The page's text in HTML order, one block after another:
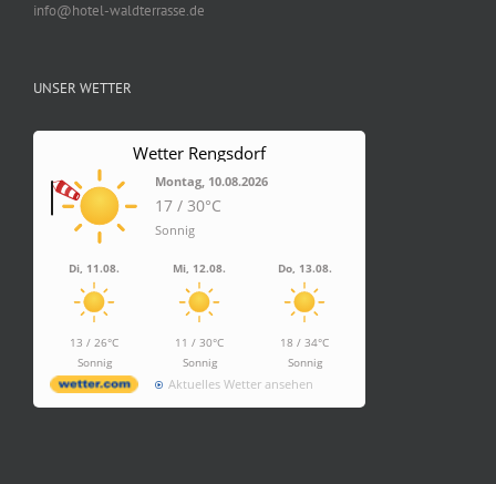
info@hotel-waldterrasse.de
UNSER WETTER
Wetter Rengsdorf
Montag, 10.08.2026
17 / 30°C
Sonnig
Di, 11.08.
13 / 26°C
Sonnig
Mi, 12.08.
11 / 30°C
Sonnig
Do, 13.08.
18 / 34°C
Sonnig
Aktuelles Wetter ansehen